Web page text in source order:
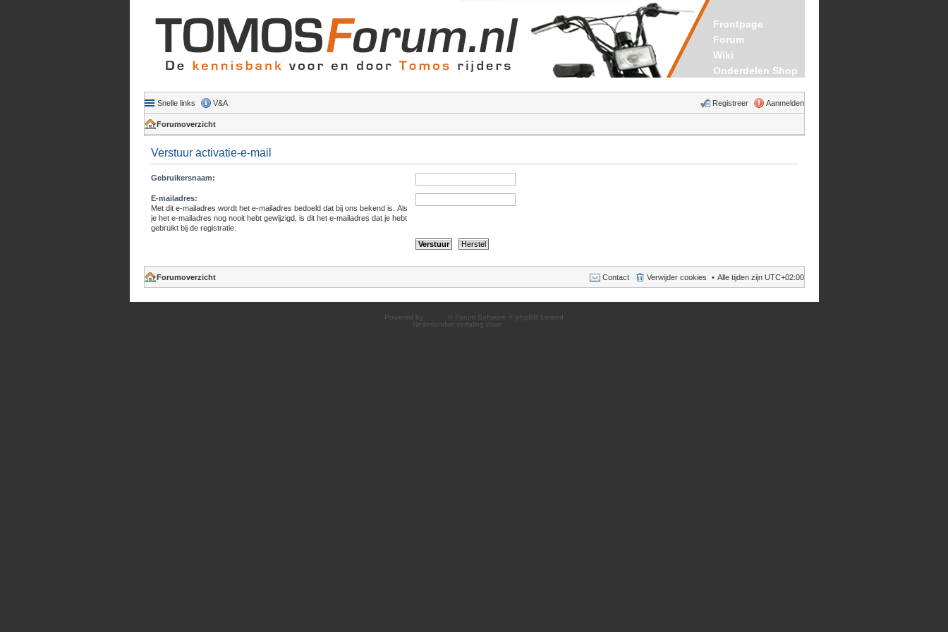
Frontpage
Forum
Wiki
Onderdelen Shop
Snelle links V&A Aanmelden
Registreer
Forumoverzicht
Verstuur activatie-e-mail
Gebruikersnaam:
E-mailadres:
Met dit e-mailadres wordt het e-mailadres bedoeld dat bij ons bekend is. Als
je het e-mailadres nog nooit hebt gewijzigd, is dit het e-mailadres dat je hebt
gebruikt bij de registratie.
Forumoverzicht Alle tijden zijn UTC+02:00
Verwijder cookies
Contact
Powered by
® Forum Software © phpBB Limited
Nederlandse vertaling door